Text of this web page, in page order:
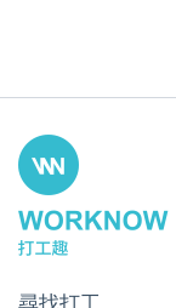
尋找打工